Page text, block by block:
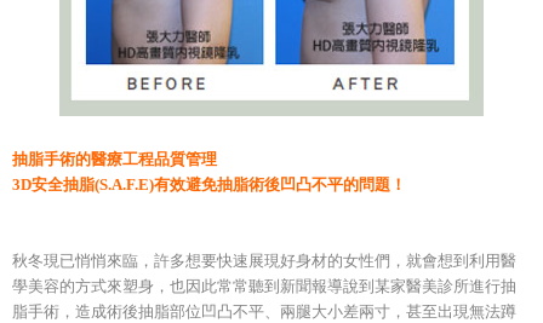
抽脂手術的醫療工程品質管理
3D安全抽脂(S.A.F.E)有效避免抽脂術後凹凸不平的問題！
秋冬現已悄悄來臨，許多想要快速展現好身材的女性們，就會想到利用醫
學美容的方式來塑身，也因此常常聽到新聞報導說到某家醫美診所進行抽
脂手術，造成術後抽脂部位凹凸不平、兩腿大小差兩寸，甚至出現無法蹲